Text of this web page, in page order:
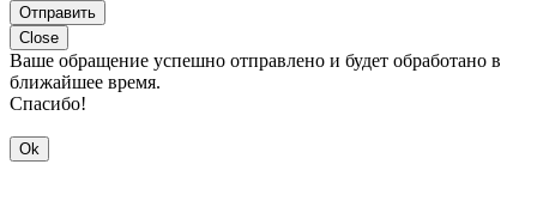
Отправить
Close
Ваше обращение успешно отправлено и будет обработано в
ближайшее время.
Спасибо!
Ok